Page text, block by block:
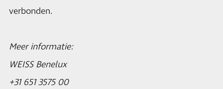
verbonden.
Meer informatie:
WEISS Benelux
+31 651 3575 00